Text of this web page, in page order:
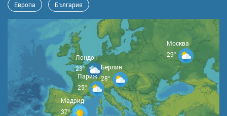
Европа България
Лондон
23°
Берлин
28°
Мадрид
37°
Париж
25°
Москва
29°